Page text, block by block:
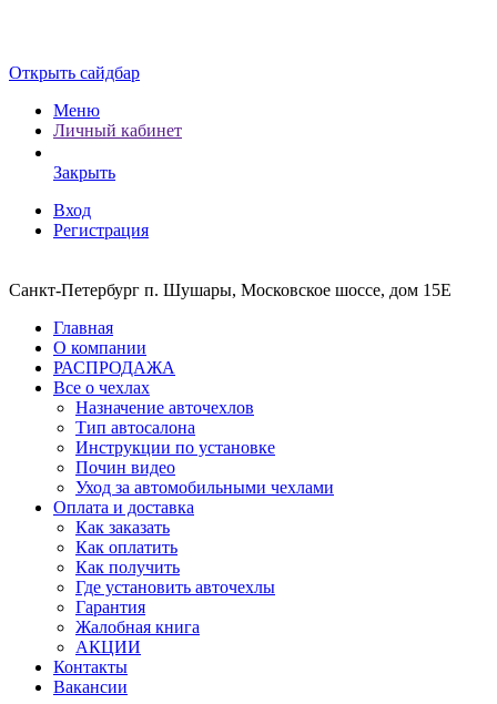
Открыть сайдбар
Меню
Личный кабинет
Закрыть
Вход
Регистрация
Санкт-Петербург п. Шушары, Московское шоссе, дом 15Е
Главная
О компании
РАСПРОДАЖА
Все о чехлах
Назначение авточехлов
Тип автосалона
Инструкции по установке
Почин видео
Уход за автомобильными чехлами
Оплата и доставка
Как заказать
Как оплатить
Как получить
Где установить авточехлы
Гарантия
Жалобная книга
АКЦИИ
Контакты
Вакансии